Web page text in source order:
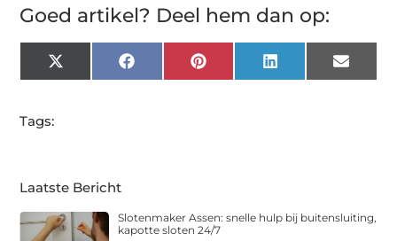
Goed artikel? Deel hem dan op:
X
(Twitter)
FacebookPinterest LinkedIn Email
Tags:
Laatste Bericht
Slotenmaker Assen: snelle hulp bij buitensluiting,
kapotte sloten 24/7